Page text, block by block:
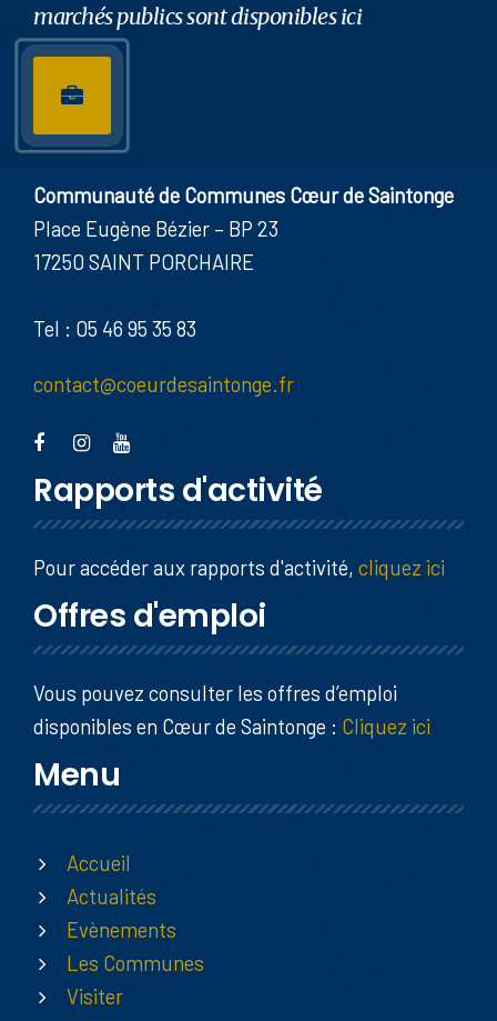
marchés publics sont disponibles ici
Communauté de Communes Cœur de Saintonge
Place Eugène Bézier – BP 23
17250 SAINT PORCHAIRE
Tel : 05 46 95 35 83
contact@coeurdesaintonge.fr
Rapports d'activité
Pour accéder aux rapports d'activité, cliquez ici
Offres d'emploi
Vous pouvez consulter les offres d’emploi
disponibles en Cœur de Saintonge : Cliquez ici
Menu
Accueil
Actualités
Evènements
Les Communes
Visiter